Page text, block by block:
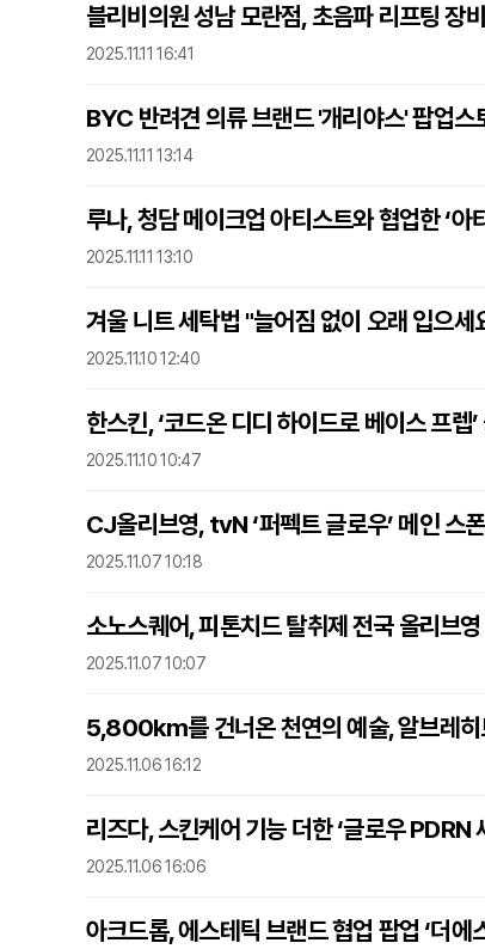
블리비의원 성남 모란점, 초음파 리프팅 장
2025.11.11 16:41
BYC 반려견 의류 브랜드 '개리야스' 팝업
2025.11.11 13:14
루나, 청담 메이크업 아티스트와 협업한 ‘아
2025.11.11 13:10
겨울 니트 세탁법 "늘어짐 없이 오래 입으세
2025.11.10 12:40
한스킨, ‘코드온 디디 하이드로 베이스 프
2025.11.10 10:47
CJ올리브영, tvN ‘퍼펙트 글로우’ 메인 스
2025.11.07 10:18
소노스퀘어, 피톤치드 탈취제 전국 올리브
2025.11.07 10:07
5,800km를 건너온 천연의 예술, 알브레히
2025.11.06 16:12
리즈다, 스킨케어 기능 더한 ‘글로우 PDRN
2025.11.06 16:06
아크드롭, 에스테틱 브랜드 협업 팝업 ‘더에